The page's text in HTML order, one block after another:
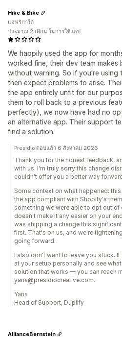
We happily used the app for
worked fine, their dev team
without warning. So if you're using
then expect problems to arise.
the app entirely unfit for our
them to roll back to a previous
perfectly), we now have had no
an alternative app. Their support
find a solution.
Hike & Bike
แอฟริกาใต้
ประมาณ 2 เดือน ในการใช้แอป
Presidio ตอบแล้ว 6 สิงหาคม 2026
Thank you for the honest feedback,
with us. I'm truly sorry this change
couldn't offer you a better way
Some context on what happened:
the app compliant with Shopify's
something we were able to opt out
doesn't make it any easier on your
was shipping a change this
first. That's on us, and we're
going forward.
I also don't want to leave you stuck.
at your setup personally and see
solution that works — you can reach
yana@presidiocreative.com.
Yana
Head of Support, Duplify
AllianceBernstein